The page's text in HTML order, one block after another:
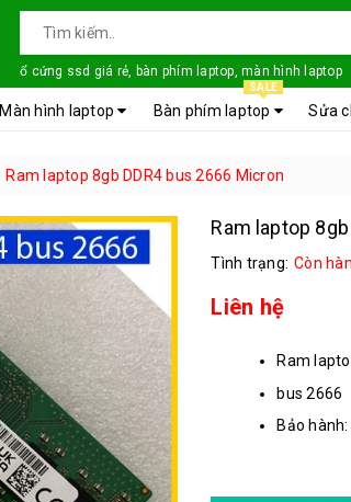
ổ cứng ssd giá rẻ, bàn phím laptop, màn hình laptop
Màn hình laptop Bàn phím laptop
SALE
Sửa
Ram laptop 8gb DDR4 bus 2666 Micron
Ram laptop
Tình trạng: Còn
Liên hệ
Ram
bus 2666
Bảo